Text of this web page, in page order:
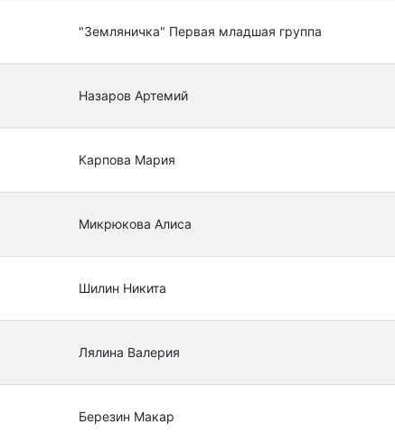
"Земляничка" Первая младшая группа
Назаров Артемий
Карпова Мария
Микрюкова Алиса
Шилин Никита
Лялина Валерия
Березин Макар